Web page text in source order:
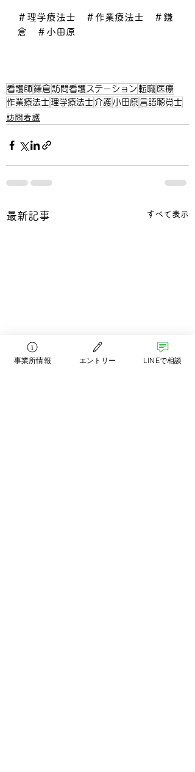
＃理学療法士　＃作業療法士　＃鎌
倉　＃小田原
看護師 鎌倉訪問看護ステーション 転職 医療
作業療法士 理学療法士 介護 小田原 言語聴覚士
訪問看護
最新記事 すべて表示
事業所情報 エントリー LINEで相談